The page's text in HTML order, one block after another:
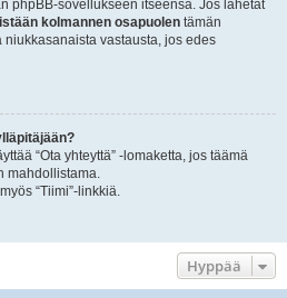
phpBB-sovellukseen itseensä. Jos lähetät
kolmannen osapuolen tämän
vastausta, jos edes
“Ota yhteyttä” -lomaketta, jos täämä
mahdollistama.
“Tiimi”-linkkiä.
Hyppää